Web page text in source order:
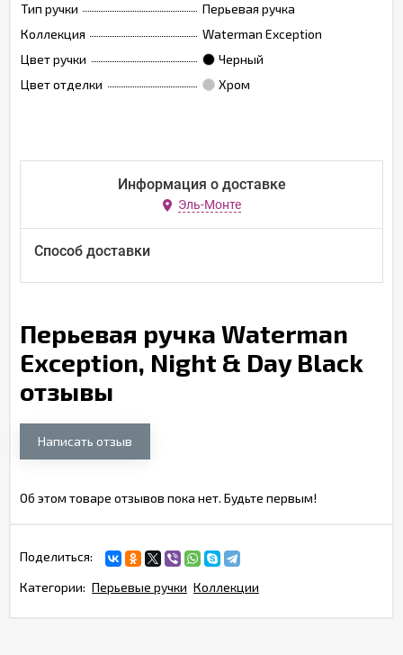
Тип ручки
Перьевая ручка
Коллекция
Waterman Exception
Цвет ручки
Черный
Цвет отделки
Хром
Информация о доставке
Эль-Монте
Способ доставки
Перьевая ручка Waterman
Exception, Night & Day Black
отзывы
Написать отзыв
Об этом товаре отзывов пока нет. Будьте первым!
Поделиться:
Категории: Перьевые ручки Коллекции